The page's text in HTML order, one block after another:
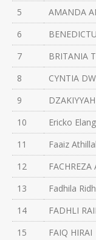
5
AMANDA
6
7
BRITANIA
8
CYNTIA
9
10
Ericko
11
Faaiz
12
13
Fadhila
14
FADHLI
15
FAIQ HIRAI